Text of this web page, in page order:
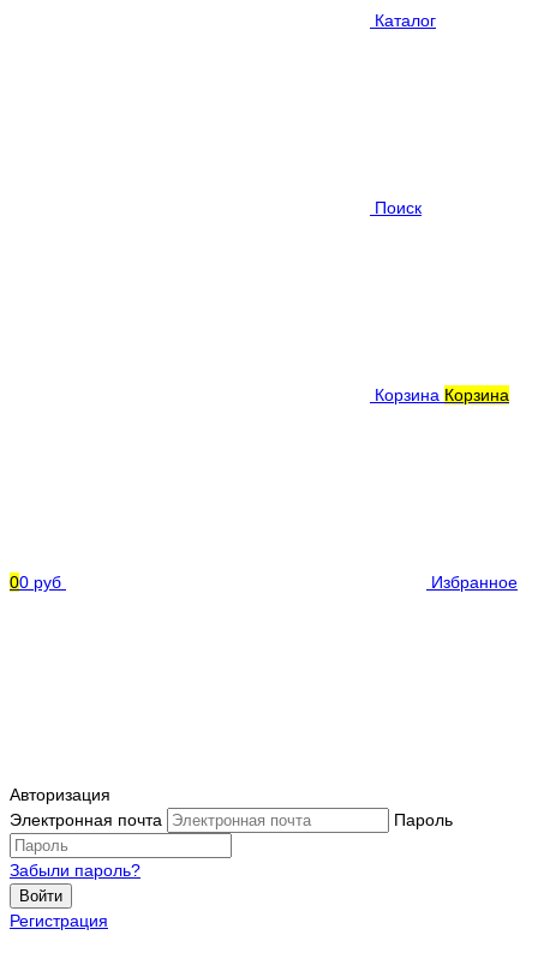
Каталог
Поиск
Корзина Корзина
00 руб Избранное
Авторизация
Электронная почта
Пароль
Забыли пароль?
Войти
Регистрация